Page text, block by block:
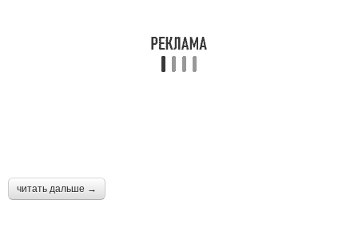
читать дальше →